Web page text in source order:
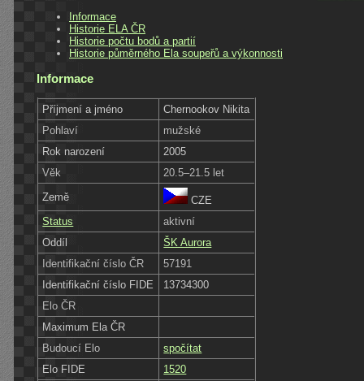
Informace
Historie ELA ČR
Historie počtu bodů a partií
Historie půměrného Ela soupeřů a výkonnosti
Informace
Příjmení a jméno
Chernookov Nikita
Pohlaví
mužské
Rok narození
2005
Věk
20.5–21.5 let
Země
CZE
Status
aktivní
Oddíl
ŠK Aurora
Identifikační číslo ČR
57191
Identifikační číslo FIDE
13734300
Elo ČR
Maximum Ela ČR
Budoucí Elo
spočítat
Elo FIDE
1520